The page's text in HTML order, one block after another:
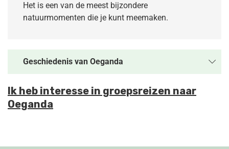
Het is een van de meest bijzondere
natuurmomenten die je kunt meemaken.
Geschiedenis van Oeganda
Ik heb interesse in groepsreizen naar
Oeganda